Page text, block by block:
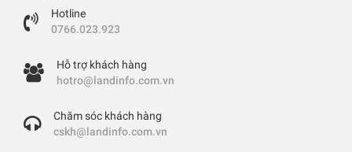
Hotline
0766.023.923
Hỗ trợ khách hàng
hotro@landinfo.com.vn
Chăm sóc khách hàng
cskh@landinfo.com.vn